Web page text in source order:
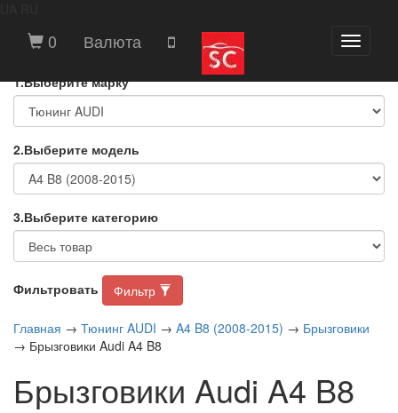
Toggle
0 Валюта
ВЫБЕРИТЕ МАРКУ И МОДЕЛЬ
АВТОМОБИЛЯ
1.Выберите марку
2.Выберите модель
3.Выберите категорию
Фильтровать Фильтр
Главная → Тюнинг AUDI → A4 B8 (2008-2015) → Брызговики
→ Брызговики Audi A4 B8
Брызговики Audi A4 B8